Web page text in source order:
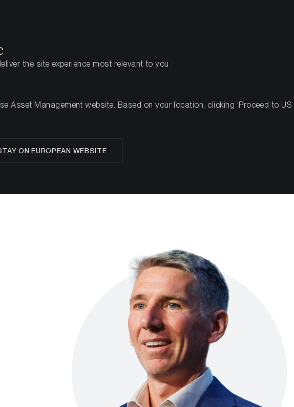
Matt Hougan
the site experience most relevant to you
Asset Management website. Based on your location, clicking 'Proceed to
ON EUROPEAN WEBSITE